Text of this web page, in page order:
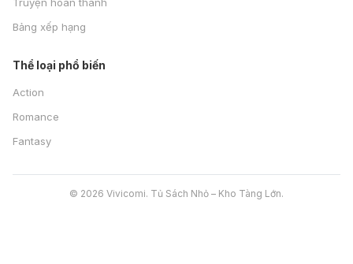
Truyện hoàn thành
Bảng xếp hạng
Thể loại phổ biến
Action
Romance
Fantasy
© 2026 Vivicomi. Tủ Sách Nhỏ – Kho Tàng Lớn.